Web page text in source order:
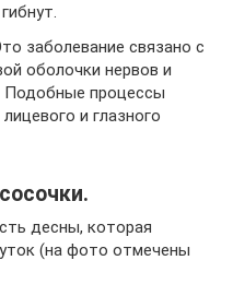
заболевание связано с
оболочки нервов и
Подобные процессы
и глазного
десны, которая
(на фото отмечены